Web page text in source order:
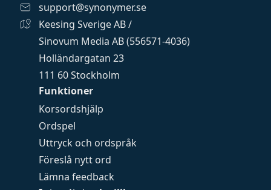
Funktioner
Korsordshjälp
Ordspel
Uttryck och ordspråk
Föreslå nytt ord
Lämna feedback
support@synonymer.se
Keesing Sverige AB /
Sinovum Media AB (556571-4036)
Holländargatan 23
111 60 Stockholm